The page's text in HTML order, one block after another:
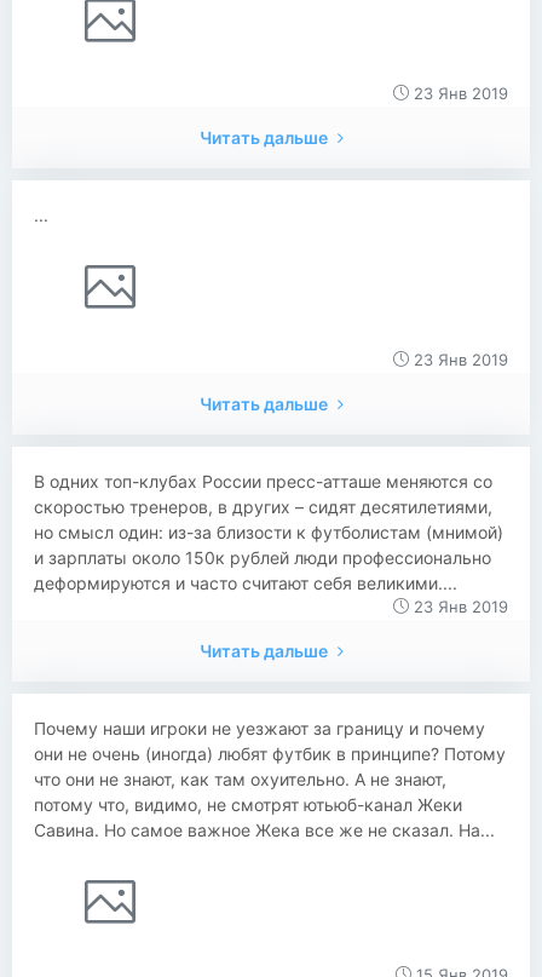
23 Янв 2019
Читать дальше
...
23 Янв 2019
Читать дальше
В одних топ-клубах России пресс-атташе меняются со
скоростью тренеров, в других – сидят десятилетиями,
но смысл один: из-за близости к футболистам (мнимой)
и зарплаты около 150к рублей люди профессионально
деформируются и часто считают себя великими....
23 Янв 2019
Читать дальше
Почему наши игроки не уезжают за границу и почему
они не очень (иногда) любят футбик в принципе? Потому
что они не знают, как там охуительно. А не знают,
потому что, видимо, не смотрят ютьюб-канал Жеки
Савина. Но самое важное Жека все же не сказал. На...